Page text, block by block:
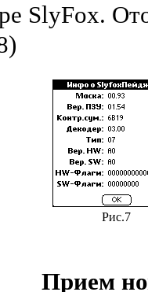
SlyFox.
Рис.7
Прием